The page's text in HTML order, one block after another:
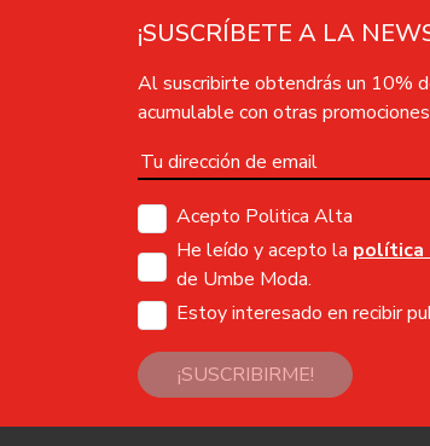
¡SUSCRÍBETE A LA
Al suscribirte obtendrás un 10%
acumulable con otras promociones
Acepto Politica Alta
He leído y acepto la política
de Umbe Moda.
Estoy interesado en recibir
¡SUSCRIBIRME!